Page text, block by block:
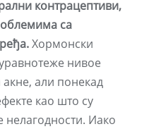
контрацептиви,
са
Хормонски
нивое
али понекад
као што су
Иако